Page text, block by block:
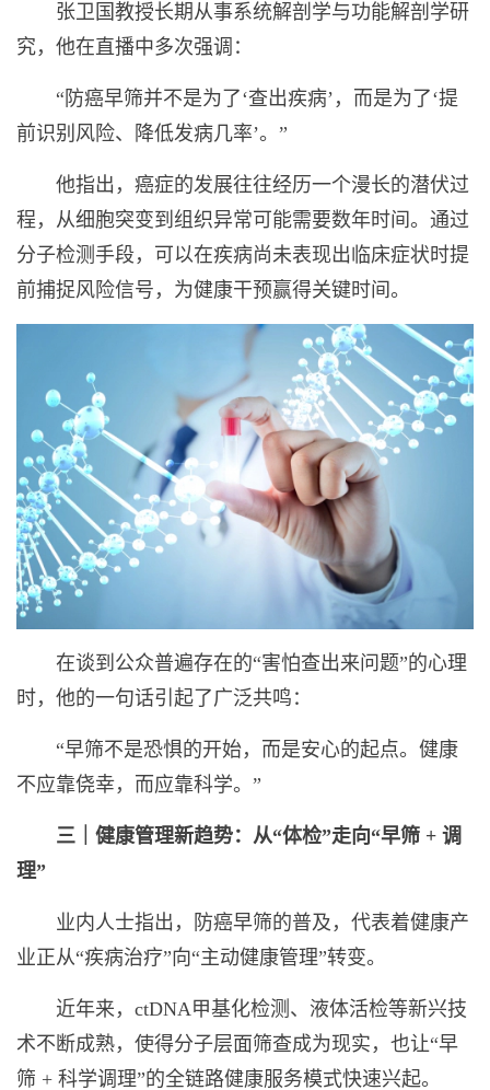
张卫国教授长期从事系统解剖学与功能解剖学研
究，他在直播中多次强调：
“防癌早筛并不是为了‘查出疾病’，而是为了‘提
前识别风险、降低发病几率’。”
他指出，癌症的发展往往经历一个漫长的潜伏过
程，从细胞突变到组织异常可能需要数年时间。通过
分子检测手段，可以在疾病尚未表现出临床症状时提
前捕捉风险信号，为健康干预赢得关键时间。
在谈到公众普遍存在的“害怕查出来问题”的心理
时，他的一句话引起了广泛共鸣：
“早筛不是恐惧的开始，而是安心的起点。健康
不应靠侥幸，而应靠科学。”
三｜健康管理新趋势：从“体检”走向“早筛 + 调
理”
业内人士指出，防癌早筛的普及，代表着健康产
业正从“疾病治疗”向“主动健康管理”转变。
近年来，ctDNA甲基化检测、液体活检等新兴技
术不断成熟，使得分子层面筛查成为现实，也让“早
筛 + 科学调理”的全链路健康服务模式快速兴起。